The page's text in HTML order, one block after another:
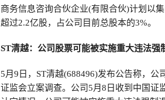
商务信息咨询合伙企业(有限合伙)计划以
超过2.2亿股，占公司目前总股本的3%。
ST清越：公司股票可能被实施重大违法强
5月9日，ST清越(688496)发布公告称，
证监会立案调查。公司5月8日收到中国证